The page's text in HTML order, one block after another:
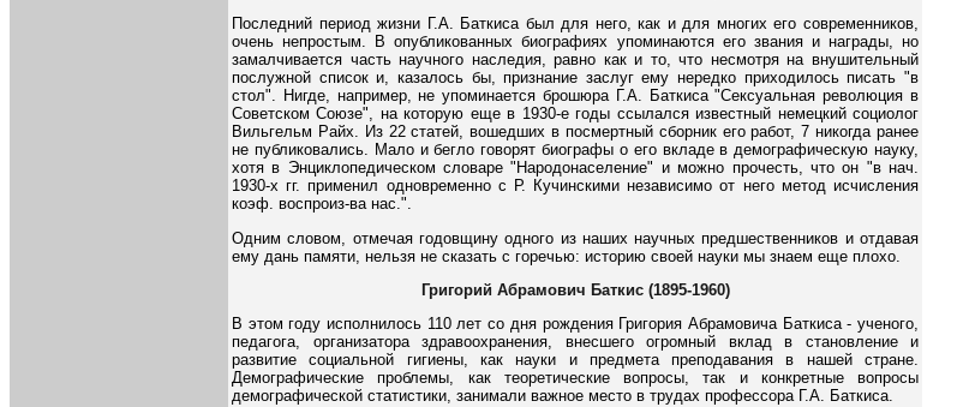
Последний период жизни Г.А. Баткиса был для него, как и для многих его современников,
очень непростым. В опубликованных биографиях упоминаются его звания и награды, но
замалчивается часть научного наследия, равно как и то, что несмотря на внушительный
послужной список и, казалось бы, признание заслуг ему нередко приходилось писать "в
стол". Нигде, например, не упоминается брошюра Г.А. Баткиса "Сексуальная революция в
Советском Союзе", на которую еще в 1930-е годы ссылался известный немецкий социолог
Вильгельм Райх. Из 22 статей, вошедших в посмертный сборник его работ, 7 никогда ранее
не публиковались. Мало и бегло говорят биографы о его вкладе в демографическую науку,
хотя в Энциклопедическом словаре "Народонаселение" и можно прочесть, что он "в нач.
1930-х гг. применил одновременно с Р. Кучинскими независимо от него метод исчисления
коэф. воспроиз-ва нас.".
Одним словом, отмечая годовщину одного из наших научных предшественников и отдавая
ему дань памяти, нельзя не сказать с горечью: историю своей науки мы знаем еще плохо.
Григорий Абрамович Баткис (1895-1960)
В этом году исполнилось 110 лет со дня рождения Григория Абрамовича Баткиса - ученого,
педагога, организатора здравоохранения, внесшего огромный вклад в становление и
развитие социальной гигиены, как науки и предмета преподавания в нашей стране.
Демографические проблемы, как теоретические вопросы, так и конкретные вопросы
демографической статистики, занимали важное место в трудах профессора Г.А. Баткиса.